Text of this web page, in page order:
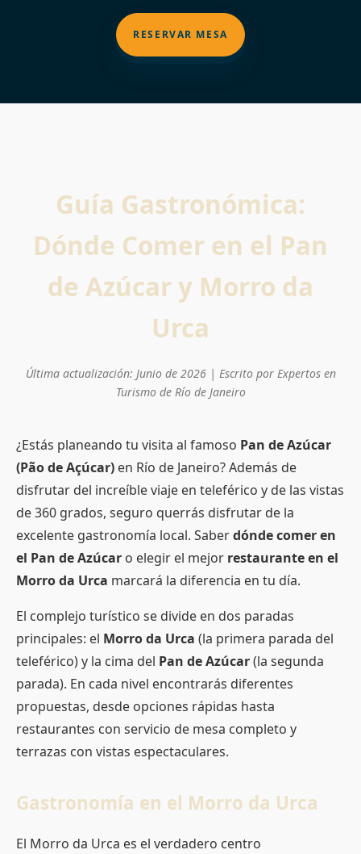
RESERVAR MESA
Guía Gastronómica:
Dónde Comer en el Pan
de Azúcar y Morro da
Urca
Última actualización: Junio de 2026 | Escrito por Expertos en
Turismo de Río de Janeiro
¿Estás planeando tu visita al famoso Pan de Azúcar
(Pão de Açúcar) en Río de Janeiro? Además de
disfrutar del increíble viaje en teleférico y de las vistas
de 360 grados, seguro querrás disfrutar de la
excelente gastronomía local. Saberdónde comer en
el Pan de Azúcar o elegir el mejor restaurante en el
Morro da Urca marcará la diferencia en tu día.
El complejo turístico se divide en dos paradas
principales: el Morro da Urca (la primera parada del
teleférico) y la cima del Pan de Azúcar(la segunda
parada). En cada nivel encontrarás diferentes
propuestas, desde opciones rápidas hasta
restaurantes con servicio de mesa completo y
terrazas con vistas espectaculares.
Gastronomía en el Morro da Urca
El Morro da Urca es el verdadero centro